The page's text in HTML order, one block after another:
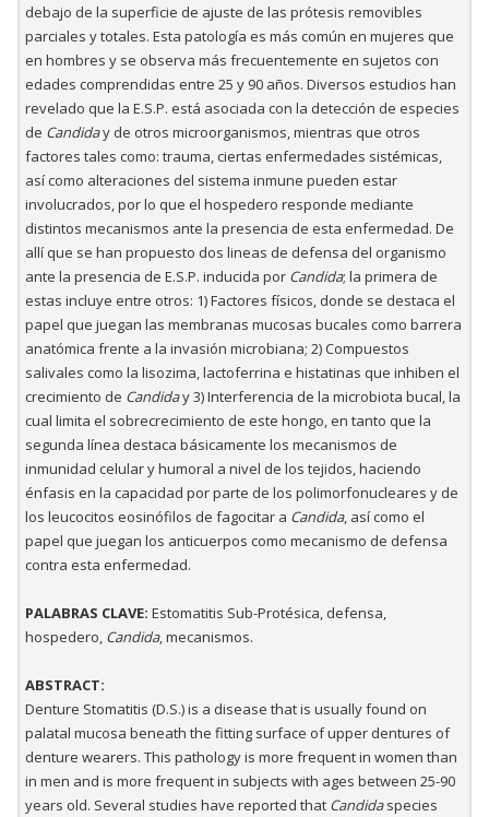
debajo de la superficie de ajuste de las prótesis removibles
parciales y totales. Esta patología es más común en mujeres que
en hombres y se observa más frecuentemente en sujetos con
edades comprendidas entre 25 y 90 años. Diversos estudios han
revelado que la E.S.P. está asociada con la detección de especies
de Candiday de otros microorganismos, mientras que otros
factores tales como: trauma, ciertas enfermedades sistémicas,
así como alteraciones del sistema inmune pueden estar
involucrados, por lo que el hospedero responde mediante
distintos mecanismos ante la presencia de esta enfermedad. De
allí que se han propuesto dos lineas de defensa del organismo
ante la presencia de E.S.P. inducida por Candida; la primera de
estas incluye entre otros: 1) Factores físicos, donde se destaca el
papel que juegan las membranas mucosas bucales como barrera
anatómica frente a la invasión microbiana; 2) Compuestos
salivales como la lisozima, lactoferrina e histatinas que inhiben el
crecimiento de Candiday 3) Interferencia de la microbiota bucal, la
cual limita el sobrecrecimiento de este hongo, en tanto que la
segunda línea destaca básicamente los mecanismos de
inmunidad celular y humoral a nivel de los tejidos, haciendo
énfasis en la capacidad por parte de los polimorfonucleares y de
los leucocitos eosinófilos de fagocitar a Candida, así como el
papel que juegan los anticuerpos como mecanismo de defensa
contra esta enfermedad.
PALABRAS CLAVE: Estomatitis Sub-Protésica, defensa,
hospedero, Candida, mecanismos.
ABSTRACT:
Denture Stomatitis (D.S.) is a disease that is usually found on
palatal mucosa beneath the fitting surface of upper dentures of
denture wearers. This pathology is more frequent in women than
in men and is more frequent in subjects with ages between 25-90
years old. Several studies have reported that Candidaspecies